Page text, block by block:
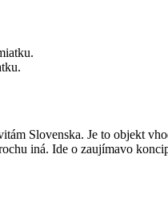
Slovenska. Je to objekt
iná. Ide o zaujímavo